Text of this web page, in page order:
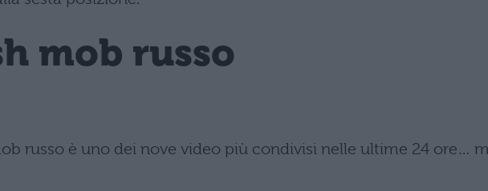
mob russo
russo è uno dei nove video più condivisi nelle ultime 24 ore…